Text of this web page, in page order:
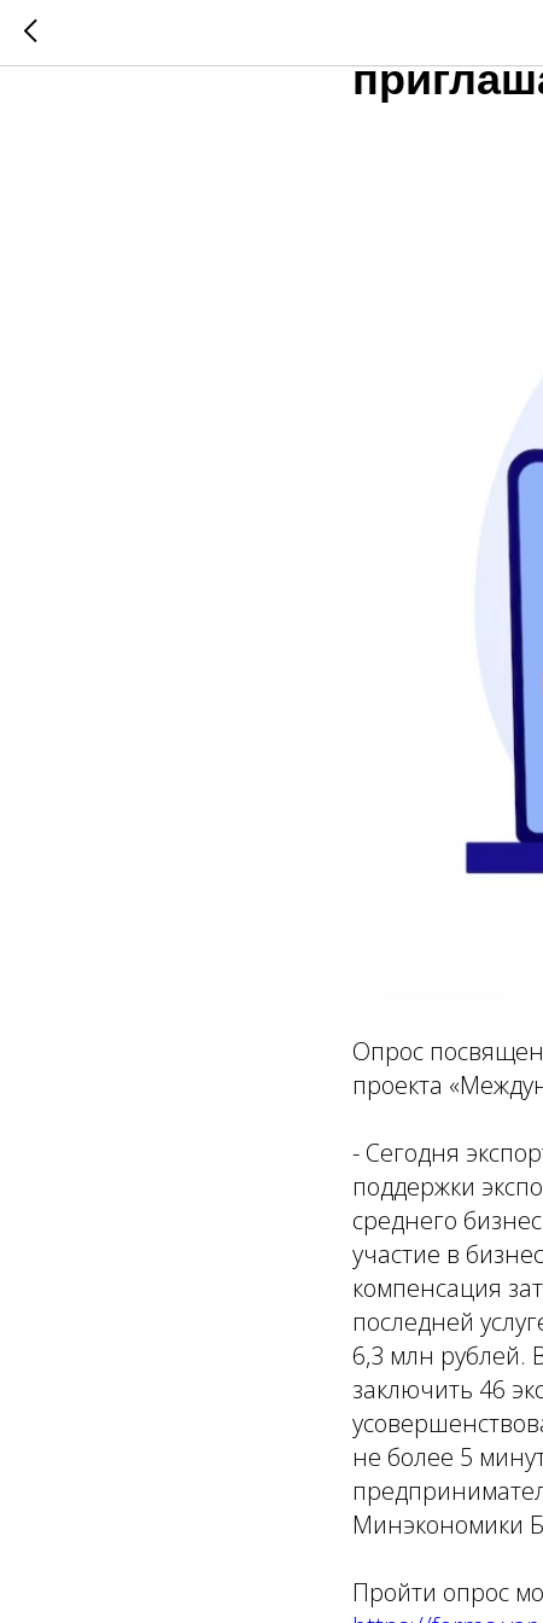
Опрос
проекта
- Сегодня
поддержки
среднего
участие в
компенсация
последней
6,3 млн рублей.
заключить 46
не более 5
Минэкономики
Пройти опрос